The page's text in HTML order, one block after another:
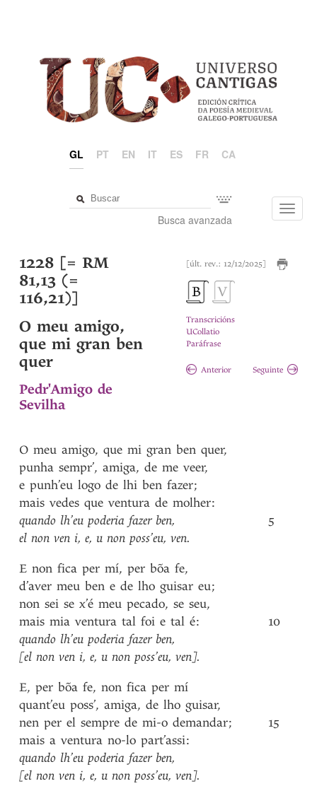
GL PT EN IT ES FR CA
Busca avanzada
[últ. rev.: 12/12/2025]
Transcricións
UCollatio
Paráfrase
Anterior Seguinte
1228 [= RM
81,13 (=
116,21)]
O meu amigo,
que mi gran ben
quer
Pedr'Amigo de
Sevilha
O meu amigo, que mi gran ben quer,
punha sempr’, amiga, de me veer,
e punh’eu logo de lhi ben fazer;
mais vedes que ventura de molher:
quando lh’eu poderia fazer ben,
el non ven i, e, u non poss’eu, ven.
E non fica per mí, per bõa fe,
d’aver meu ben e de lho guisar eu;
non sei se x’é meu pecado, se seu,
mais mia ventura tal foi e tal é:
quando lh’eu poderia fazer ben,
[el non ven i, e, u non poss’eu, ven].
E, per bõa fe, non fica per mí
quant’eu poss’, amiga, de lho guisar,
nen per el sempre de mi-o demandar;
mais a ventura no-lo part’assi:
quando lh’eu poderia fazer ben,
[el non ven i, e, u non poss’eu, ven].
5
10
15